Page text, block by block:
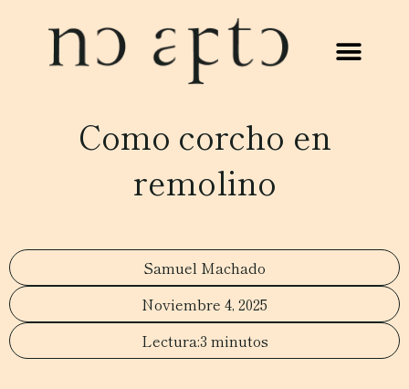
Como corcho en
remolino
Samuel Machado
Noviembre 4, 2025
3 minutos